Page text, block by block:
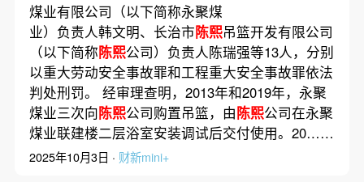
煤业有限公司（以下简称永聚煤
业）负责人韩文明、长治市陈熙吊篮开发有限公司
（以下简称陈熙公司）负责人陈瑞强等13人，分别
以重大劳动安全事故罪和工程重大安全事故罪依法
判处刑罚。 经审理查明，2013年和2019年，永聚
煤业三次向陈熙公司购置吊篮，由陈熙公司在永聚
煤业联建楼二层浴室安装调试后交付使用。20……
2025年10月3日 · 财新mini+